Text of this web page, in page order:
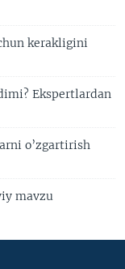
kerakligini
Ekspertlardan
o’zgartirish
mavzu